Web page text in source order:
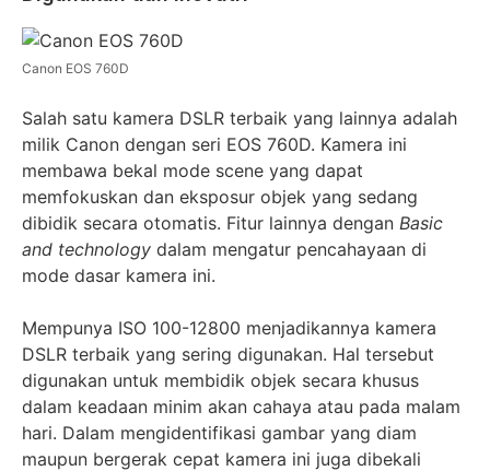
Canon EOS 760D
Salah satu kamera DSLR terbaik yang lainnya adalah
milik Canon dengan seri EOS 760D. Kamera ini
membawa bekal mode scene yang dapat
memfokuskan dan eksposur objek yang sedang
dibidik secara otomatis. Fitur lainnya dengan Basic
and technology dalam mengatur pencahayaan di
mode dasar kamera ini.
Mempunya ISO 100-12800 menjadikannya kamera
DSLR terbaik yang sering digunakan. Hal tersebut
digunakan untuk membidik objek secara khusus
dalam keadaan minim akan cahaya atau pada malam
hari. Dalam mengidentifikasi gambar yang diam
maupun bergerak cepat kamera ini juga dibekali